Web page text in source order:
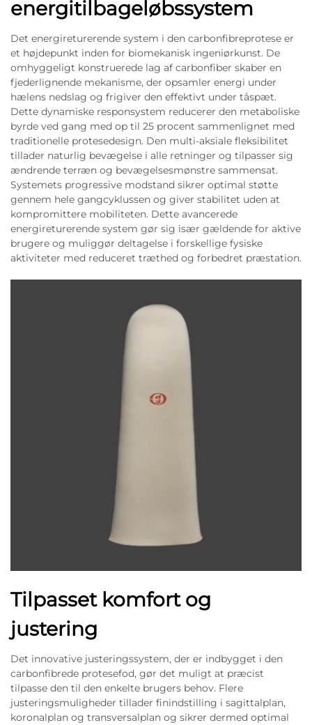
energitilbageløbssystem
Det energireturerende system i den carbonfibreprotese er
et højdepunkt inden for biomekanisk ingeniørkunst. De
omhyggeligt konstruerede lag af carbonfiber skaber en
fjederlignende mekanisme, der opsamler energi under
hælens nedslag og frigiver den effektivt under tåspæt.
Dette dynamiske responsystem reducerer den metaboliske
byrde ved gang med op til 25 procent sammenlignet med
traditionelle protesedesign. Den multi-aksiale fleksibilitet
tillader naturlig bevægelse i alle retninger og tilpasser sig
ændrende terræn og bevægelsesmønstre sammensat.
Systemets progressive modstand sikrer optimal støtte
gennem hele gangcyklussen og giver stabilitet uden at
kompromittere mobiliteten. Dette avancerede
energireturerende system gør sig især gældende for aktive
brugere og muliggør deltagelse i forskellige fysiske
aktiviteter med reduceret træthed og forbedret præstation.
Tilpasset komfort og
justering
Det innovative justeringssystem, der er indbygget i den
carbonfibrede protesefod, gør det muligt at præcist
tilpasse den til den enkelte brugers behov. Flere
justeringsmuligheder tillader finindstilling i sagittalplan,
koronalplan og transversalplan og sikrer dermed optimal